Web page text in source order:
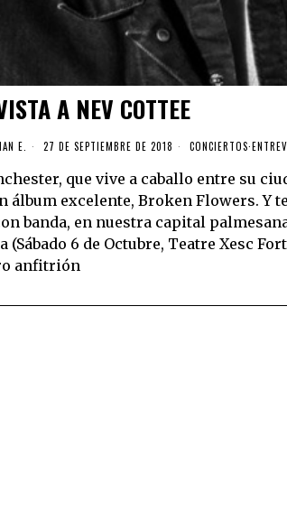
A NEV COTTEE
E. 27 DE SEPTIEMBRE DE 2018 CONCIERTOS·
que vive a caballo entre su
álbum excelente, Broken Flowers. Y
banda, en nuestra capital
(Sábado 6 de Octubre, Teatre Xesc
anfitrión